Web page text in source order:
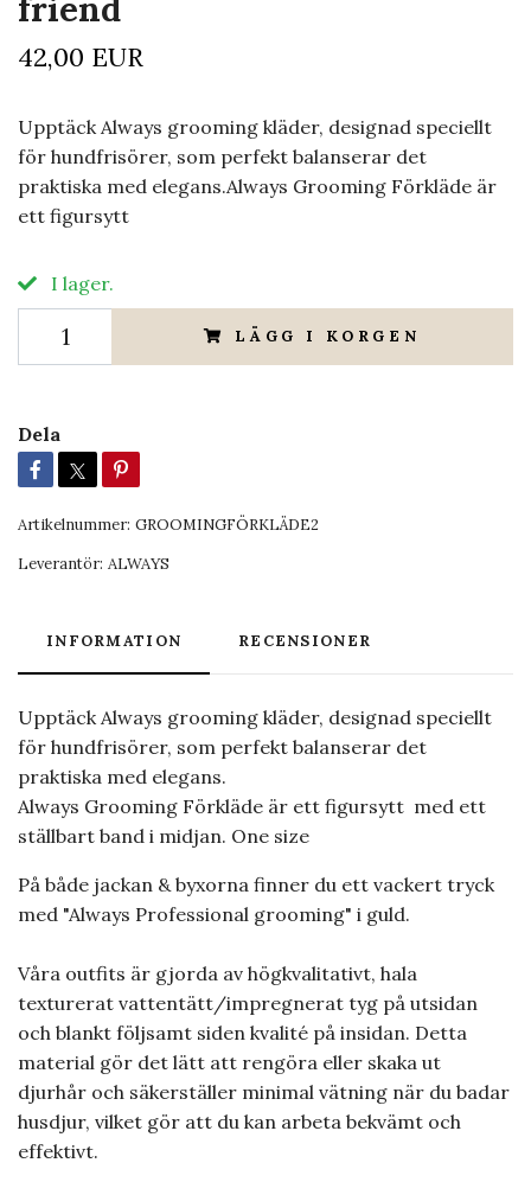
friend
42,00 EUR
Upptäck Always grooming kläder, designad speciellt
för hundfrisörer, som perfekt balanserar det
praktiska med elegans.Always Grooming Förkläde är
ett figursytt
I lager.
LÄGG I KORGEN
Dela
Artikelnummer: GROOMINGFÖRKLÄDE2
Leverantör: ALWAYS
INFORMATION RECENSIONER
Upptäck Always grooming kläder, designad speciellt
för hundfrisörer, som perfekt balanserar det
praktiska med elegans.
Always Grooming Förkläde är ett figursytt med ett
ställbart band i midjan. One size
På både jackan & byxorna finner du ett vackert tryck
med "Always Professional grooming" i guld.
Våra outfits är gjorda av högkvalitativt, hala
texturerat vattentätt/impregnerat tyg på utsidan
och blankt följsamt siden kvalité på insidan. Detta
material gör det lätt att rengöra eller skaka ut
djurhår och säkerställer minimal vätning när du badar
husdjur, vilket gör att du kan arbeta bekvämt och
effektivt.